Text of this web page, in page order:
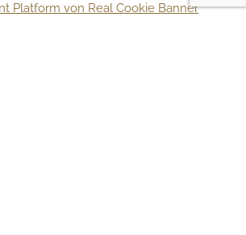
Platform von Real Cookie Banner